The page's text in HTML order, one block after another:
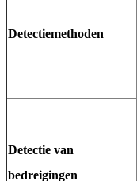
Detectiemethoden
Detectie van
bedreigingen